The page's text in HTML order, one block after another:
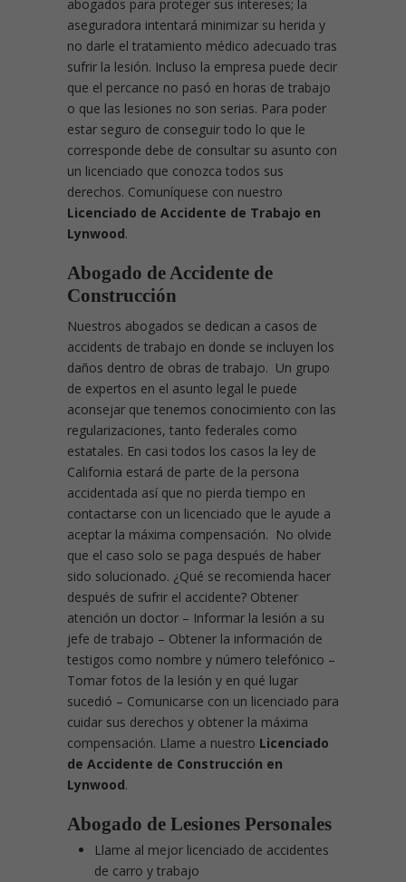
abogados para proteger sus intereses; la
aseguradora intentará minimizar su herida y
no darle el tratamiento médico adecuado tras
sufrir la lesión. Incluso la empresa puede decir
que el percance no pasó en horas de trabajo
o que las lesiones no son serias. Para poder
estar seguro de conseguir todo lo que le
corresponde debe de consultar su asunto con
un licenciado que conozca todos sus
derechos. Comuníquese con nuestro
Licenciado de Accidente de Trabajo en
Lynwood.
Abogado de Accidente de
Construcción
Nuestros abogados se dedican a casos de
accidents de trabajo en donde se incluyen los
daños dentro de obras de trabajo. Un grupo
de expertos en el asunto legal le puede
aconsejar que tenemos conocimiento con las
regularizaciones, tanto federales como
estatales. En casi todos los casos la ley de
California estará de parte de la persona
accidentada así que no pierda tiempo en
contactarse con un licenciado que le ayude a
aceptar la máxima compensación. No olvide
que el caso solo se paga después de haber
sido solucionado. ¿Qué se recomienda hacer
después de sufrir el accidente? Obtener
atención un doctor – Informar la lesión a su
jefe de trabajo – Obtener la información de
testigos como nombre y número telefónico –
Tomar fotos de la lesión y en qué lugar
sucedió – Comunicarse con un licenciado para
cuidar sus derechos y obtener la máxima
compensación. Llame a nuestro Licenciado
de Accidente de Construcción en
Lynwood.
Abogado de Lesiones Personales
Llame al mejor licenciado de accidentes
de carro y trabajo